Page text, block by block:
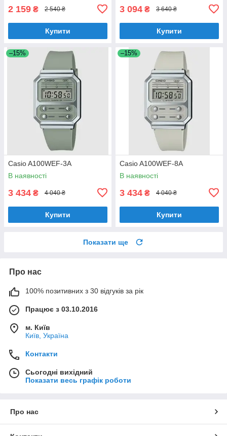
2 159 ₴ 2 540 ₴
Купити
3 094 ₴ 3 640 ₴
Купити
–15%
Casio A100WEF-3A
В наявності
3 434 ₴ 4 040 ₴
Купити
–15%
Casio A100WEF-8A
В наявності
3 434 ₴ 4 040 ₴
Купити
Показати ще
Про нас
100% позитивних з 30 відгуків за рік
Працює з 03.10.2016
м. Київ
Київ, Україна
Контакти
Сьогодні вихідний
Показати весь графік роботи
Про нас